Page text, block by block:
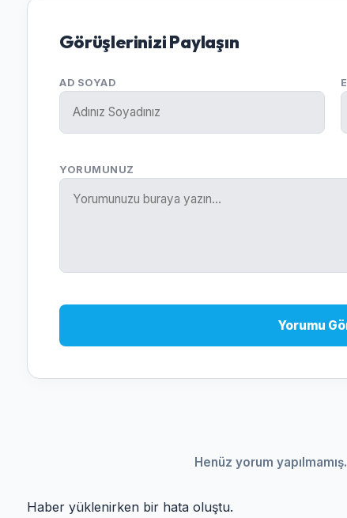
Görüşlerinizi Paylaşın
AD SOYAD
YORUMUNUZ
Yorumu
Henüz yorum
Haber yüklenirken bir hata oluştu.